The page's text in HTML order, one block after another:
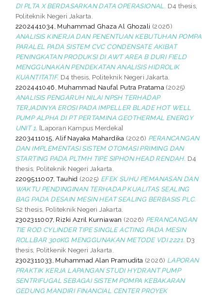
DI PLTA X BERDASARKAN DATA OPERASIONAL. D4 thesis,
Politeknik Negeri Jakarta.
2202441034, Muhammad Ghaza Al Ghozali (2026)
ANALISIS KINERJA DAN PENENTUAN KEBUTUHAN POMPA
PARALEL PADA SISTEM CVC CONDENSATE AKIBAT
PENINGKATAN PRODUKSI DI AWT AREA B DURI FIELD
MENGGUNAKAN PENDEKATAN ANALISIS HIDROLIK
KUANTITATIF. D4 thesis, Politeknik Negeri Jakarta.
2202441046, Muhammad Naufal Putra Pratama (2025)
ANALISIS PENGARUH NILAI NPSH TERHADAP
TERJADINYA EROSI PADA IMPELLER BLADE HOT WELL
PUMP ALPHA DI PT PERTAMINA GEOTHERMAL ENERGY
UNIT 1. [Laporan Kampus Merdeka]
2203411015, Alif Nayaka Mahardika (2026) PERANCANGAN
DAN IMPLEMENTASI SISTEM OTOMASI PRIMING DAN
STARTING PADA PLTMH TIPE SIPHON HEAD RENDAH. D4
thesis, Politeknik Negeri Jakarta.
2209511007, Tauhid (2025) EFEK SUHU PEMANASAN DAN
WAKTU PENDINGINAN TERHADAP KUALITAS SEALING
BAG PADA DESAIN MESIN HEAT SEALING BERBASIS PLC.
S2 thesis, Politeknik Negeri Jakarta.
2302311007, Rizki Azril Kurniawan (2026) PERANCANGAN
TIE ROD CYLINDER TIPE SINGLE ACTING PADA MESIN
ROLLBAR 300KG MENGGUNAKAN METODE VDI 2221. D3
thesis, Politkenik Negeri Jakarta.
2302311033, Muhammad Alan Pramudita (2026) LAPORAN
PRAKTIK KERJA LAPANGAN STUDI HYDRANT PUMP
SENTRIFUGAL SEBAGAI SISTEM POMPA KEBAKARAN
GEDUNG MANDIRI FINANCIAL CENTER PROYEK